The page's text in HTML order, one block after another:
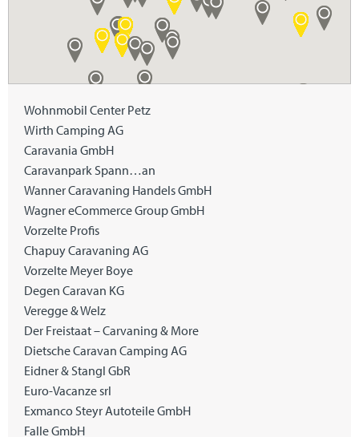
Wohnmobil Center Petz
Wirth Camping AG
Caravania GmbH
Caravanpark Spann…an
Wanner Caravaning Handels GmbH
Wagner eCommerce Group GmbH
Vorzelte Profis
Chapuy Caravaning AG
Vorzelte Meyer Boye
Degen Caravan KG
Veregge & Welz
Der Freistaat – Carvaning & More
Dietsche Caravan Camping AG
Eidner & Stangl GbR
Euro-Vacanze srl
Exmanco Steyr Autoteile GmbH
Falle GmbH